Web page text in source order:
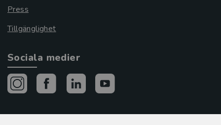
Press
Tillgänglighet
Sociala medier